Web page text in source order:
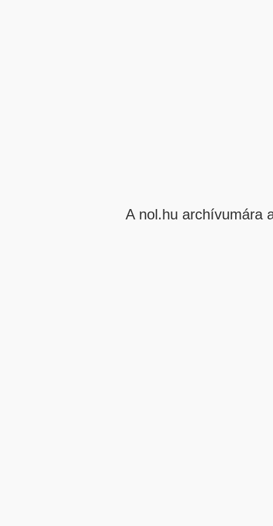
A nol.hu archívumára